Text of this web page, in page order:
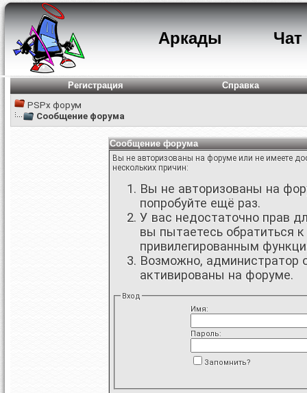
Аркады Чат
Регистрация
Справка
PSPx форум
Сообщение форума
Сообщение форума
Вы не авторизованы на форуме или не имеете
нескольких причин:
Вы не авторизованы на
попробуйте ещё раз.
У вас недостаточно прав
вы пытаетесь обратиться
привилегированным
Возможно, администратор
активированы на форуме.
Вход
Имя:
Пароль:
Запомнить?